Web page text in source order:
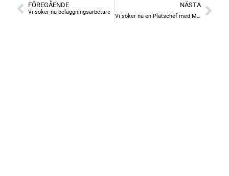
FÖREGÅENDE
Vi söker nu beläggningsarbetare
NÄSTA
Vi söker nu en Platschef med Mark- och Anläggningsinriktning